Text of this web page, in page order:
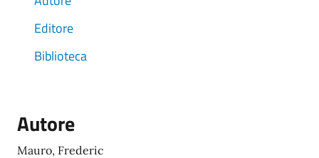
Editore
Biblioteca
Autore
Mauro, Frederic